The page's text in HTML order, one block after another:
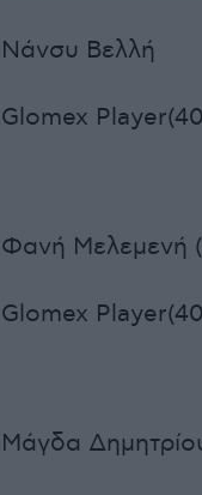
Νάνσυ Βελλή
Glomex
Φανή Μελεμενή
Glomex
Μάγδα